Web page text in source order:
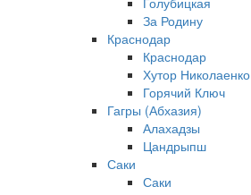
За Родину
Краснодар
Краснодар
Хутор Николаенко
Горячий Ключ
Гагры (Абхазия)
Алахадзы
Цандрыпш
Саки
Саки